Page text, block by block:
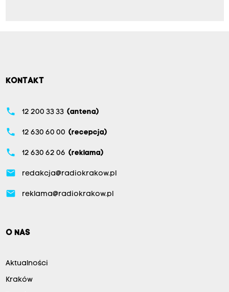
KONTAKT
phone 12 200 33 33 (antena)
phone 12 630 60 00 (recepcja)
phone 12 630 62 06 (reklama)
email redakcja@radiokrakow.pl
email reklama@radiokrakow.pl
O NAS
Aktualności
Kraków